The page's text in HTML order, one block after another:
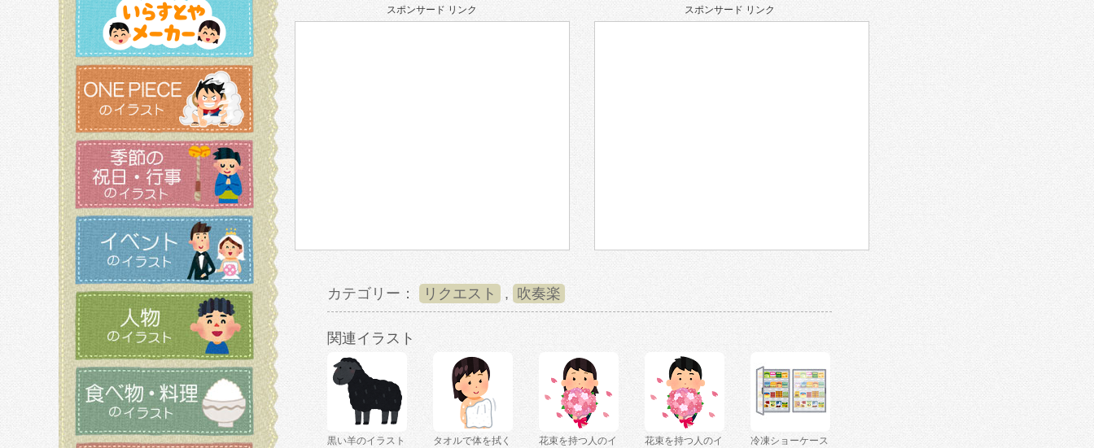
スポンサード リンク スポンサード リンク
カテゴリー： リクエスト , 吹奏楽
関連イラスト
黒い羊のイラスト
タオルで体を拭く
花束を持つ人のイ
花束を持つ人のイ
冷凍ショーケース